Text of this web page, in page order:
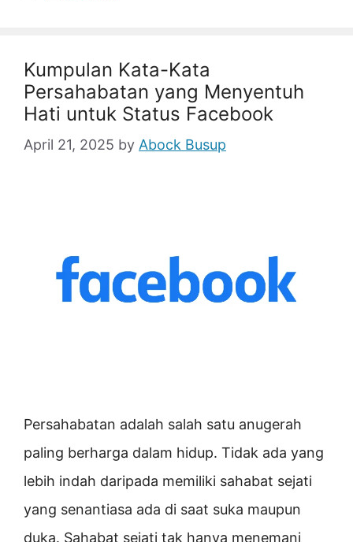
Kumpulan Kata-Kata
Persahabatan yang Menyentuh
Hati untuk Status Facebook
April 21, 2025 by Abock Busup
Persahabatan adalah salah satu anugerah
paling berharga dalam hidup. Tidak ada yang
lebih indah daripada memiliki sahabat sejati
yang senantiasa ada di saat suka maupun
duka. Sahabat sejati tak hanya menemani